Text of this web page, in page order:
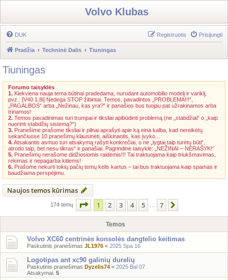
Volvo Klubas
DUK Prisijungti
Registruotis
Pradžia Techninė Dalis Tiuningas
Tiuningas
Forumo taisyklės
1. Kiekviena nauja tema būtinai pradedama, nurodant automobilio modelį ir variklį,
pvz.: [V40 1,8i] Nedega STOP žibintai. Temos, pavadintos „PROBLEMA!!!“,
„PAGALBOS“ arba „Nežinau, kas yra?“ ir panašios bus tuojau pat užrakinamos arba
trinamos!
2. Temos pavadinimas turi trumpai ir tiksliai apibūdinti problemą (ne „stabdžiai“ o „kaip
nuorinti stabdžių sistemą?“)
3. Pranešime prašome tiksliai ir pilnai aprašyti apie ką eina kalba, kad nereikėtų
sekančiuose 10 pranešimų klausinėti, aiškinantis, kas įvyko...
4.Atsakantis asmuo turi atsakymą rašyti konkrečiai, o ne „lygtai taip turėtų būti“,
atrodo taip, bet nesu tikras“ ir panašiai. Pagrindinė taisyklė: „NEŽINAI – NERAŠYK!“
5. Pranešimų nerašome didžiosiomis raidėmis!!! Tai traktuojama kaip triukšmavimas,
rėkimas ir nepagarba kitiems!
6. Prašome nekurti tokių pačių temų kelis kartus – tai bus traktuojama kaip spamas ir
baudžiama perspėjimu.
Naujos temos kūrimas
174 temų Puslapis 1iš 7
1 2 3 4 5 7
Temos
Volvo XC60 centrinės konsolės dangtelio keitimas
Paskutinis pranešimas JL1976 « 2025 Spa 16
Logotipas ant xc90 galinių durelių
Paskutinis pranešimas Dyzelis74 « 2025 Bal 07
Atsakymai: 5